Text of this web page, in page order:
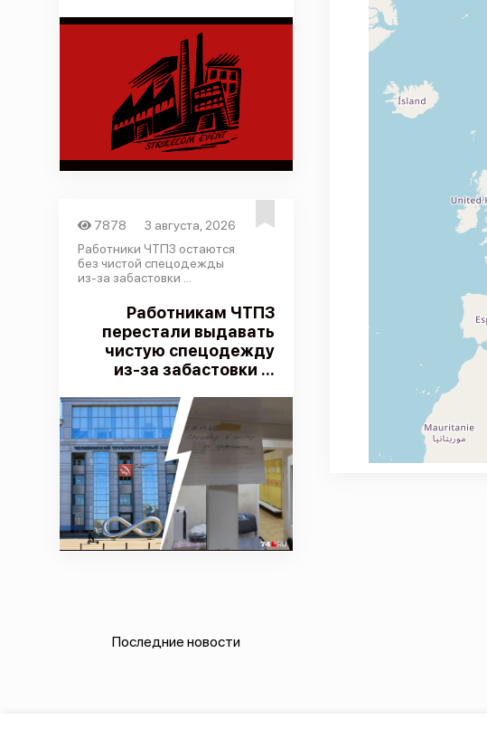
7878
3 августа, 2026
Работники ЧТПЗ остаются
без чистой спецодежды
из-за забастовки ...
Работникам ЧТПЗ
перестали выдавать
чистую спецодежду
из-за забастовки ...
Последние новости